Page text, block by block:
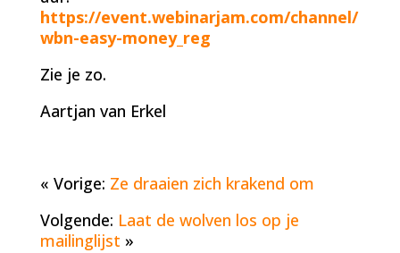
https://event.webinarjam.com/channel/
wbn-easy-money_reg
Zie je zo.
Aartjan van Erkel
« Vorige: Ze draaien zich krakend om
Volgende: Laat de wolven los op je
mailinglijst »